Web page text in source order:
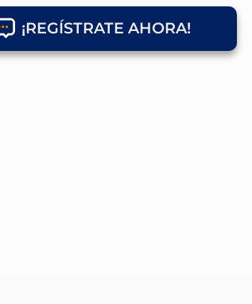
¡REGÍSTRATE AHORA!